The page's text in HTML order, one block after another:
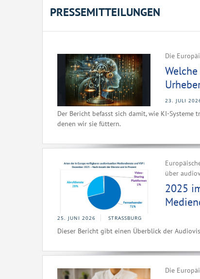
PRESSEMITTEILUNGEN
Die
23. JULI
Der Bericht befasst sich damit, wie KI-
denen wir sie füttern.
über
2025
25. JUNI 2026 STRASSBURG
Dieser Bericht gibt einen Überblick der
Die